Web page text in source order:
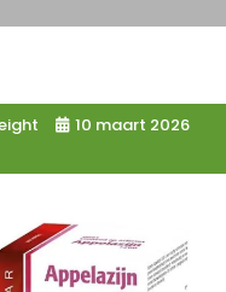
10 maart 2026